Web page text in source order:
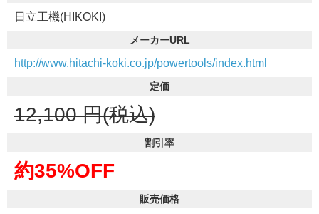
日立工機(HIKOKI)
メーカーURL
http://www.hitachi-koki.co.jp/powertools/index.html
定価
12,100 円(税込)
割引率
約35%OFF
販売価格